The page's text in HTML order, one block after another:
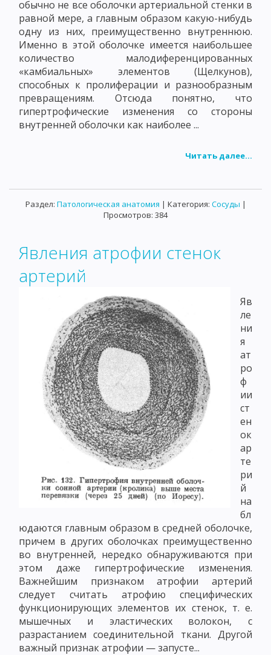
обычно не все оболочки артериальной стенки в
равной мере, а главным образом какую-нибудь
одну из них, преимущественно внутреннюю.
Именно в этой оболочке имеется наибольшее
количество малодиференцированных
«камбиальных» элементов (Щелкунов),
способных к пролиферации и разнообразным
превращениям. Отсюда понятно, что
гипертрофические изменения со стороны
внутренней оболочки как наиболее ...
Читать далее...
Раздел: Патологическая анатомия | Категория: Сосуды |
Просмотров: 384
Явления атрофии стенок
артерий
Яв
ле
ни
я
ат
ро
ф
ии
ст
ен
ок
ар
те
ри
й
на
бл
юдаются главным образом в средней оболочке,
причем в других оболочках преимущественно
во внутренней, нередко обнаруживаются при
этом даже гипертрофические изменения.
Важнейшим признаком атрофии артерий
следует считать атрофию специфических
функционирующих элементов их стенок, т. е.
мышечных и эластических волокон, с
разрастанием соединительной ткани. Другой
важный признак атрофии — запусте...